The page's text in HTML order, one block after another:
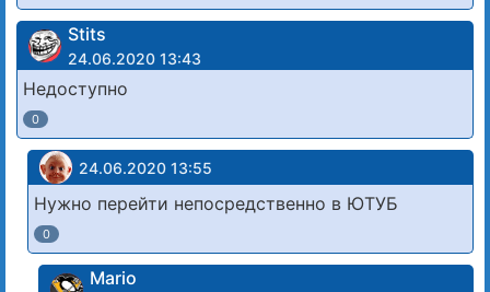
Stits
24.06.2020 13:43
Недоступно
0
24.06.2020 13:55
Нужно перейти непосредственно в ЮТУБ
0
Mario